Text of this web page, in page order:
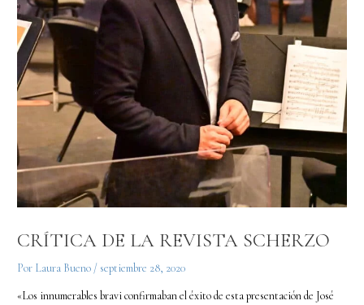
CRÍTICA DE LA REVISTA SCHERZO
Por Laura Bueno / septiembre 28, 2020
«Los innumerables bravi confirmaban el éxito de esta presentación de José